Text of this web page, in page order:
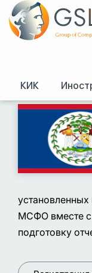
КИК
GSL/Аудит
МСФО вместе с
подготовку